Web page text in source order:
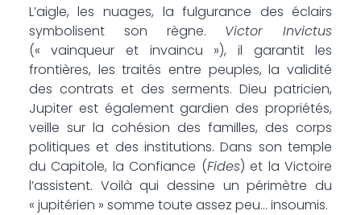
L’aigle, les nuages, la fulgurance des éclairs
symbolisent son règne. Victor Invictus
(« vainqueur et invaincu »), il garantit les
frontières, les traités entre peuples, la validité
des contrats et des serments. Dieu patricien,
Jupiter est également gardien des propriétés,
veille sur la cohésion des familles, des corps
politiques et des institutions. Dans son temple
du Capitole, la Confiance (Fides) et la Victoire
l’assistent. Voilà qui dessine un périmètre du
« jupitérien » somme toute assez peu… insoumis.